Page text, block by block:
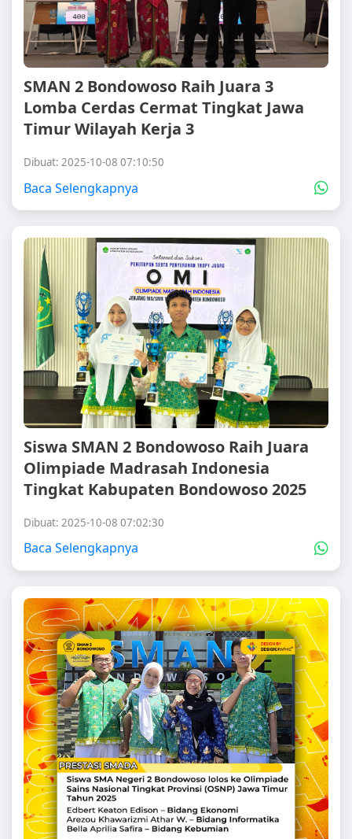
SMAN 2 Bondowoso Raih Juara 3
Lomba Cerdas Cermat Tingkat Jawa
Timur Wilayah Kerja 3
Dibuat: 2025-10-08 07:10:50
Baca Selengkapnya
Siswa SMAN 2 Bondowoso Raih Juara
Olimpiade Madrasah Indonesia
Tingkat Kabupaten Bondowoso 2025
Dibuat: 2025-10-08 07:02:30
Baca Selengkapnya